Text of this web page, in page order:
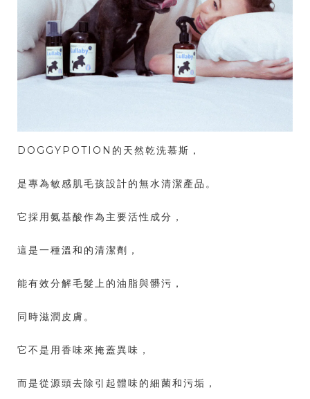
DOGGYPOTION的天然乾洗慕斯，
是專為敏感肌毛孩設計的無水清潔產品。
它採用氨基酸作為主要活性成分，
這是一種溫和的清潔劑，
能有效分解毛髮上的油脂與髒污，
同時滋潤皮膚。
它不是用香味來掩蓋異味，
而是從源頭去除引起體味的細菌和污垢，